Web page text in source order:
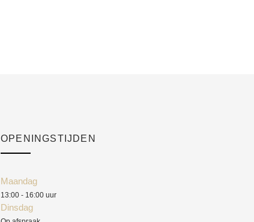
OPENINGSTIJDEN
Maandag
13:00 - 16:00 uur
Dinsdag